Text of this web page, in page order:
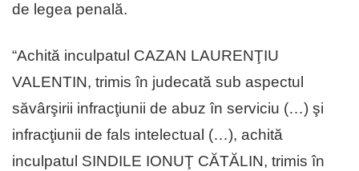
de legea penală.
“Achită inculpatul CAZAN LAURENŢIU
VALENTIN, trimis în judecată sub aspectul
săvârşirii infracţiunii de abuz în serviciu (…) şi
infracţiunii de fals intelectual (…), achită
inculpatul SINDILE IONUŢ CĂTĂLIN, trimis în